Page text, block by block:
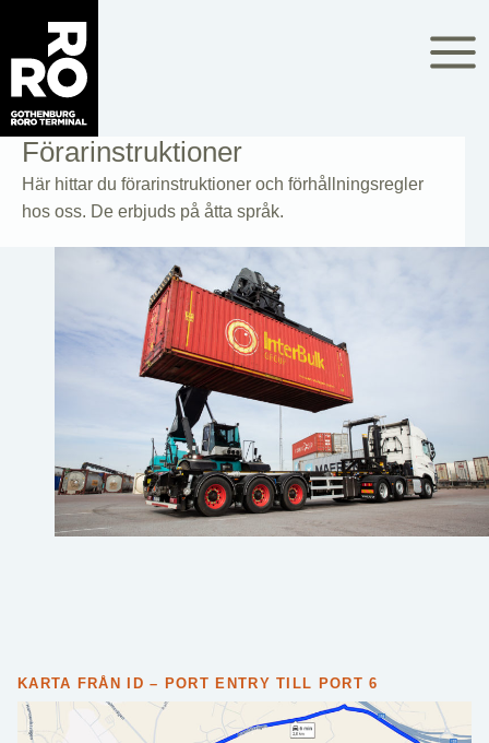
content
Förarinstruktioner
Här hittar du förarinstruktioner och förhållningsregler
hos oss. De erbjuds på åtta språk.
KARTA FRÅN ID – PORT ENTRY TILL PORT 6